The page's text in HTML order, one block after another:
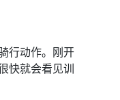
行动作。刚开
快就会看见训